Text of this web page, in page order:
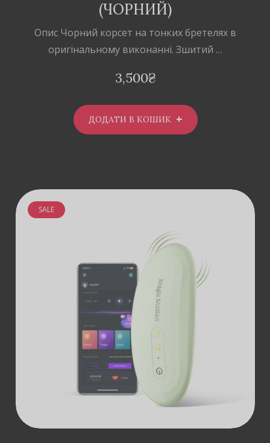
(ЧОРНИЙ)
Опис Чорний корсет на тонких бретелях в
оригінальному виконанні. Зшитий …
3,500₴
ДОДАТИ В КОШИК
ДОДАТИ В
КОШИК
SALE